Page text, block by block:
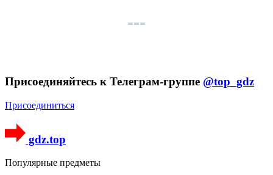
Присоединяйтесь к Телеграм-группе @top_gdz
Присоединиться
gdz.top
Популярные предметы